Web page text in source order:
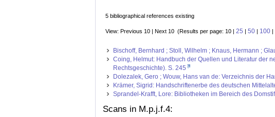
5 bibliographical references existing
View: Previous 10 | Next 10 (Results per page: 10 | 25 | 50 | 100 |
Bischoff, Bernhard ; Stoll, Wilhelm ; Knaus, Hermann ;
Coing, Helmut: Handbuch der Quellen und Literatur der
Rechtsgeschichte). S. 245
Dolezalek, Gero ; Wouw, Hans van de: Verzeichnis der
Krämer, Sigrid: Handschriftenerbe des deutschen
Sprandel-Krafft, Lore: Bibliotheken im Bereich des
Scans in M.p.j.f.4: